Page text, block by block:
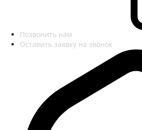
Позвонить нам
Оставить заявку на звонок